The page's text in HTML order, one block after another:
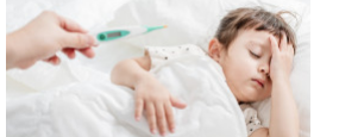
liées
à
la
fièvre
(convulsions